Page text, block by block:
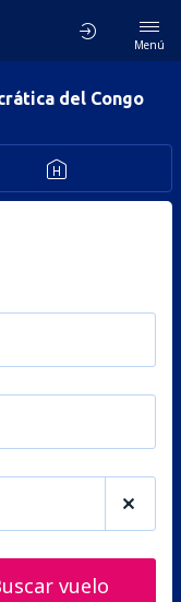
Menú
del Congo
vuelo